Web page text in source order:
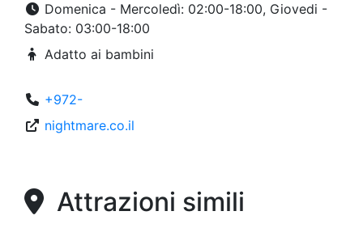
Domenica - Mercoledì: 02:00-18:00, Giovedi -
Sabato: 03:00-18:00
Adatto ai bambini
+972-
nightmare.co.il
Attrazioni simili